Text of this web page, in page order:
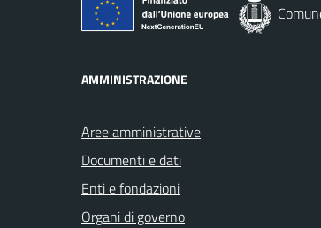
AMMINISTRAZIONE
Aree amministrative
Documenti e dati
Enti e fondazioni
Organi di governo